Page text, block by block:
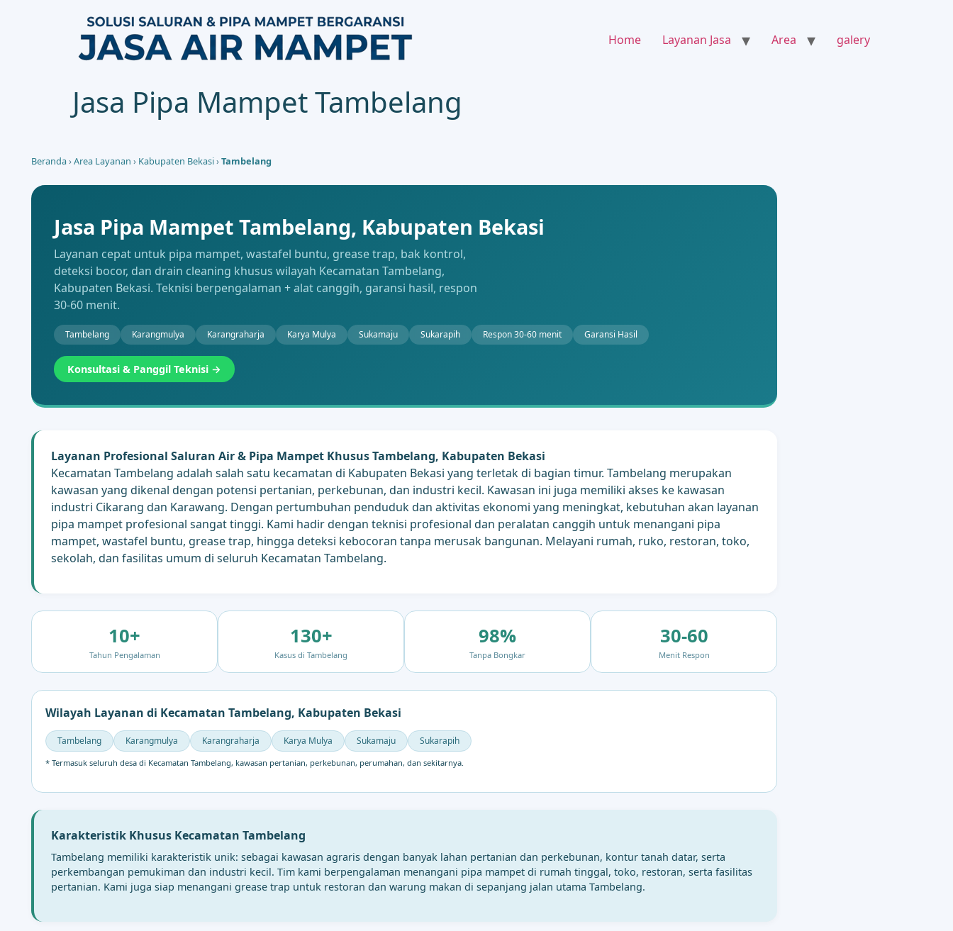
Home Layanan Jasa Area galery
Jasa Pipa Mampet Tambelang
Beranda›Area Layanan › Kabupaten Bekasi›Tambelang
Jasa Pipa Mampet Tambelang, Kabupaten Bekasi
Layanan cepat untuk pipa mampet, wastafel buntu, grease trap, bak kontrol,
deteksi bocor, dan drain cleaning khusus wilayah Kecamatan Tambelang,
Kabupaten Bekasi. Teknisi berpengalaman + alat canggih, garansi hasil, respon
30-60 menit.
Tambelang Karangmulya Karangraharja Karya Mulya Sukamaju Sukarapih Respon 30-60 menit Garansi Hasil
Konsultasi & Panggil Teknisi →
Layanan Profesional Saluran Air & Pipa Mampet Khusus Tambelang, Kabupaten Bekasi
Kecamatan Tambelang adalah salah satu kecamatan di Kabupaten Bekasi yang terletak di bagian timur. Tambelang merupakan
kawasan yang dikenal dengan potensi pertanian, perkebunan, dan industri kecil. Kawasan ini juga memiliki akses ke kawasan
industri Cikarang dan Karawang. Dengan pertumbuhan penduduk dan aktivitas ekonomi yang meningkat, kebutuhan akan layanan
pipa mampet profesional sangat tinggi. Kami hadir dengan teknisi profesional dan peralatan canggih untuk menangani pipa
mampet, wastafel buntu, grease trap, hingga deteksi kebocoran tanpa merusak bangunan. Melayani rumah, ruko, restoran, toko,
sekolah, dan fasilitas umum di seluruh Kecamatan Tambelang.
10+
Tahun Pengalaman
130+
Kasus di Tambelang
98%
Tanpa Bongkar
30-60
Menit Respon
Wilayah Layanan di Kecamatan Tambelang, Kabupaten Bekasi
Tambelang Karangmulya Karangraharja Karya Mulya Sukamaju Sukarapih
* Termasuk seluruh desa di Kecamatan Tambelang, kawasan pertanian, perkebunan, perumahan, dan sekitarnya.
Karakteristik Khusus Kecamatan Tambelang
Tambelang memiliki karakteristik unik: sebagai kawasan agraris dengan banyak lahan pertanian dan perkebunan, kontur tanah datar, serta
perkembangan pemukiman dan industri kecil. Tim kami berpengalaman menangani pipa mampet di rumah tinggal, toko, restoran, serta fasilitas
pertanian. Kami juga siap menangani grease trap untuk restoran dan warung makan di sepanjang jalan utama Tambelang.